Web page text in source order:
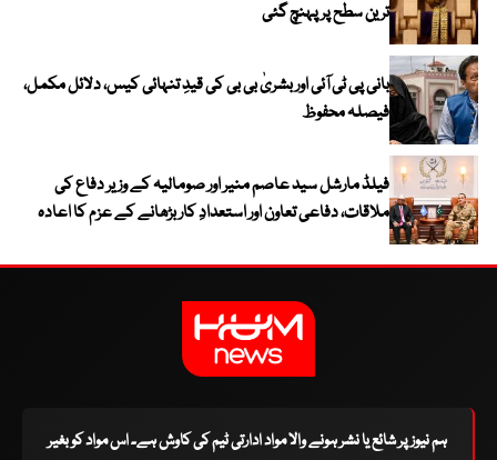
ترین سطح پر پہنچ گئی
بانی پی ٹی آئی اور بشریٰ بی بی کی قیدِ تنہائی کیس، دلائل مکمل،
فیصلہ محفوظ
فیلڈ مارشل سید عاصم منیر اور صومالیہ کے وزیر دفاع کی
ملاقات، دفاعی تعاون اور استعدادِ کار بڑھانے کے عزم کا اعادہ
ہم نیوز پر شائع یا نشر ہونے والا مواد ادارتی ٹیم کی کاوش ہے۔ اس مواد کو بغیر